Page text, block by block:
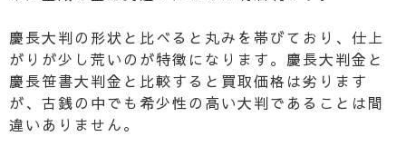
慶長大判の形状と比べると丸みを帯びており、仕上
がりが少し荒いのが特徴になります。慶長大判金と
慶長笹書大判金と比較すると買取価格は劣ります
が、古銭の中でも希少性の高い大判であることは間
違いありません。